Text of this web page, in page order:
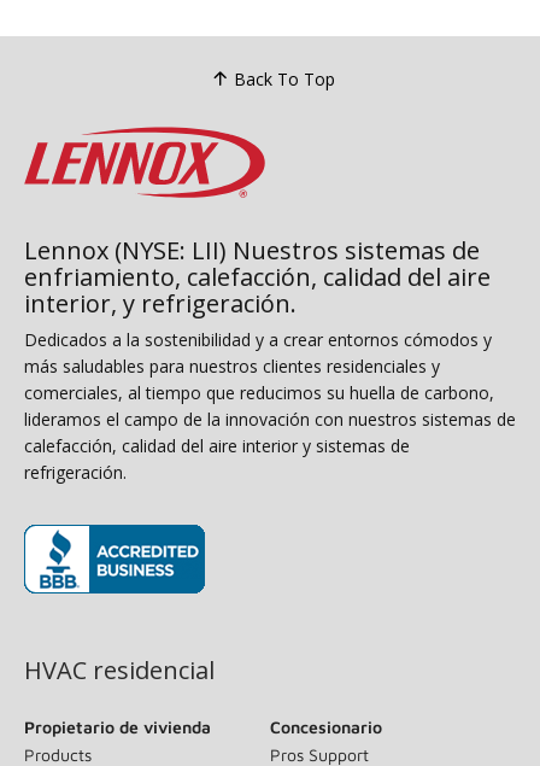
Back To Top
Lennox (NYSE: LII) Nuestros sistemas de
enfriamiento, calefacción, calidad del aire
interior, y refrigeración.
Dedicados a la sostenibilidad y a crear entornos cómodos y
más saludables para nuestros clientes residenciales y
comerciales, al tiempo que reducimos su huella de carbono,
lideramos el campo de la innovación con nuestros sistemas de
calefacción, calidad del aire interior y sistemas de
refrigeración.
HVAC residencial
Propietario de vivienda
Products
Concesionario
Pros Support